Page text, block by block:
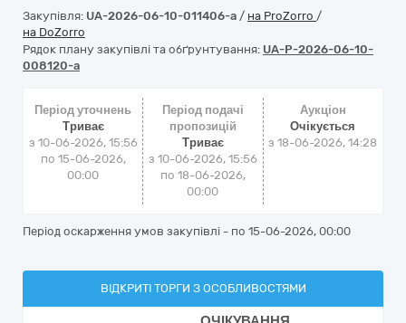
Закупівля: UA-2026-06-10-011406-a / на ProZorro /
на DoZorro
Рядок плану закупівлі та обґрунтування: UA-P-2026-06-10-
008120-a
Період уточнень
Триває
з 10-06-2026, 15:56
по 15-06-2026,
00:00
Період подачі
пропозицій
Триває
з 10-06-2026, 15:56
по 18-06-2026,
00:00
Аукціон
Очікується
з18-06-2026, 14:28
Період оскарження умов закупівлі - по 15-06-2026, 00:00
ВІДКРИТІ ТОРГИ З ОСОБЛИВОСТЯМИ